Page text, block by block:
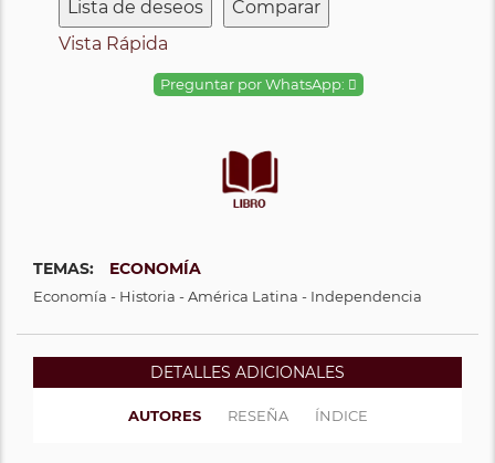
Lista de deseos
Comparar
Vista Rápida
Preguntar por WhatsApp:
TEMAS: ECONOMÍA
Economía - Historia - América Latina - Independencia
DETALLES ADICIONALES
AUTORES RESEÑA ÍNDICE